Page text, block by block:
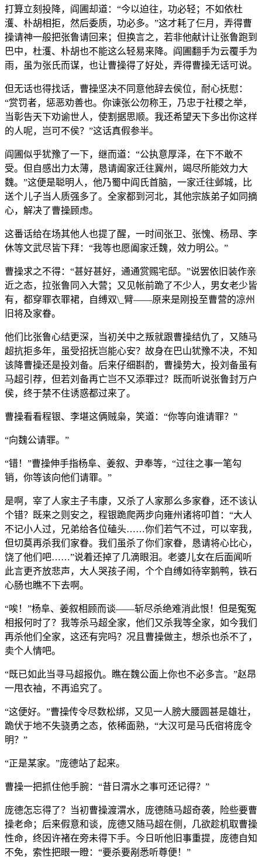
打算立刻投降，阎圃却道：“今以迫往，功必轻；不如依杜
濩、朴胡相拒，然后委质，功必多。”这才耗了仨月，弄得曹
操请神一般把张鲁请回来；但换言之，若非他献计让张鲁跑到
巴中，杜濩、朴胡也不能这么轻易来降。阎圃翻手为云覆手为
雨，虽为张氏而谋，也让曹操得了好处，弄得曹操无话可说。
但无话也得找话，曹操坚决不同意他辞去侯位，耐心抚慰：
“赏罚者，惩恶劝善也。你谏张公勿称王，乃忠于社稷之举，
当彰告天下劝谕世人，使割据思顺。我还希望天下多出你这样
的人呢，岂可不侯？”这话真假参半。
阎圃似乎犹豫了一下，继而道：“公执意厚泽，在下不敢不
受。但自感出力太薄，恳请阖家迁往冀州，竭尽所能效力大
魏。”这便是聪明人，他乃蜀中阎氏首脑，一家迁往邺城，比
送个儿子当人质强多了。全家都到河北，其他宗族弟子如同摘
心，解决了曹操顾虑。
这番话给在场其他人也提了醒，一时间张卫、张愧、杨昂、李
休等文武尽皆下拜：“我等也愿阖家迁魏，效力明公。”
曹操求之不得：“甚好甚好，通通赏赐宅邸。”说罢依旧装作亲
近之态，拉张鲁同入大营；又见帐前跪了不少人，男女老少皆
有，都穿罪衣罪裙，自缚双\_臂——原来是刚投至曹营的凉州
旧将及家眷。
他们比张鲁心结更深，当初关中之叛就跟曹操结仇了，又随马
超抗拒多年，虽受招抚岂能心安？故身在巴山犹豫不决，不知
该降曹操还是投刘备。后来仔细斟酌，曹操势大，投刘备虽有
马超引荐，但若刘备再亡岂不又添罪过？既而听说张鲁封万户
侯，终于禁不住诱惑都过来了。
曹操看看程银、李堪这俩贼枭，笑道：“你等向谁请罪？”
“向魏公请罪。”
“错！”曹操伸手指杨阜、姜叙、尹奉等，“过往之事一笔勾
销，你等该向他们请罪。”
是啊，宰了人家主子韦康，又杀了人家那么多家眷，还不该认
个错？既来之则安之，程银跪爬两步向雍州诸将叩首：“大人
不记小人过，兄弟给各位磕头……你们若气不过，可以宰我，
但切莫再杀我们家眷。我们虽杀了你们家眷，恳请将心比心，
饶了他们吧……”说着还掉了几滴眼泪。老婆儿女在后面闻听
此言更齐放悲声，大人哭孩子闹，个个自缚如待宰鹅鸭，铁石
心肠也瞧不下去啊。
“唉！”杨阜、姜叙相顾而谈——斩尽杀绝难消此恨！但是冤冤
相报何时了？我等杀马超全家，他们又杀我等全家，如今我们
再杀他们全家，这还有完吗？况且曹操做主，想杀也杀不了，
卖个人情吧。
“既已如此当寻马超报仇。瞧在魏公面上你也不必多言。”赵昂
一甩衣袖，不再追究了。
“这便好。”曹操传令尽数松绑，又见一人膀大腰圆甚是雄壮，
跪伏于地不失骁勇之态，依稀面熟，“大汉可是马氏宿将庞令
明？”
“正是某家。”庞德站了起来。
曹操一把抓住他手腕：“昔日渭水之事可还记得？”
庞德怎忘得了？当初曹操渡渭水，庞德随马超奇袭，险些要曹
操老命；后来假意和谈，庞德又随马超在侧，几欲趁机取曹操
性命，终因许褚在旁未得下手。今日听他旧事重提，庞德自知
不免，索性把眼一瞪：“要杀要剐悉听尊便！”